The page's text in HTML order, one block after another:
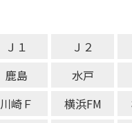
Ｊ１ Ｊ２
鹿島 水戸
川崎Ｆ 横浜FM